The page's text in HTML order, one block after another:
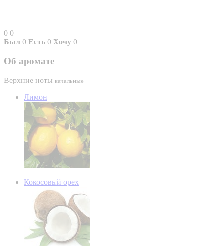
0 0
Был 0 Есть 0 Хочу 0
Об аромате
Верхние ноты начальные
Лимон
Кокосовый орех